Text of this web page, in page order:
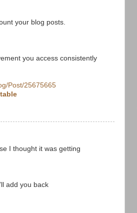
your blog posts.
you access consistently
Post/25675665
I thought it was getting
add you back